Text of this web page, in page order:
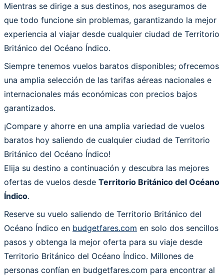
Mientras se dirige a sus destinos, nos aseguramos de
que todo funcione sin problemas, garantizando la mejor
experiencia al viajar desde cualquier ciudad de Territorio
Británico del Océano Índico.
Siempre tenemos vuelos baratos disponibles; ofrecemos
una amplia selección de las tarifas aéreas nacionales e
internacionales más económicas con precios bajos
garantizados.
¡Compare y ahorre en una amplia variedad de vuelos
baratos hoy saliendo de cualquier ciudad de Territorio
Británico del Océano Índico!
Elija su destino a continuación y descubra las mejores
ofertas de vuelos desde Territorio Británico del Océano
Índico.
Reserve su vuelo saliendo de Territorio Británico del
Océano Índico en budgetfares.com en solo dos sencillos
pasos y obtenga la mejor oferta para su viaje desde
Territorio Británico del Océano Índico. Millones de
personas confían en budgetfares.com para encontrar al